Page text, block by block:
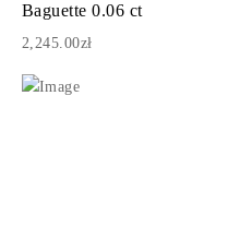
Baguette 0.06 ct
2,245.00zł